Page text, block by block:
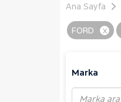
Modeller
Kasalar
Ana Sayfa
FORD x
Marka